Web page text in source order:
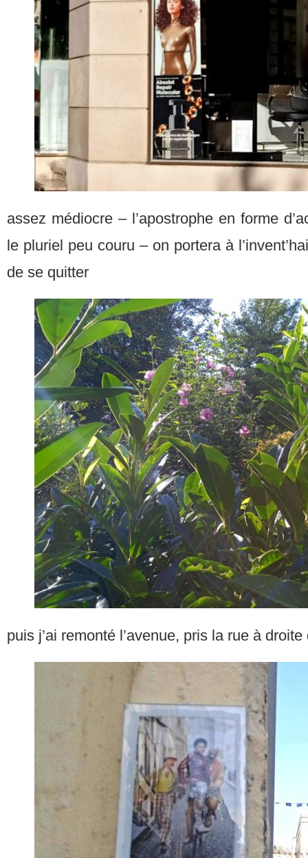
assez médiocre – l’apostrophe en forme
le pluriel peu couru – on portera à
de se quitter
puis j’ai remonté l’avenue, pris la rue à